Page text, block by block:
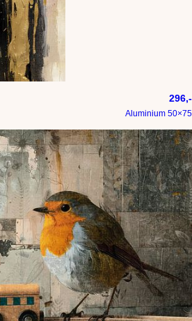
296,-
Aluminium 50×75